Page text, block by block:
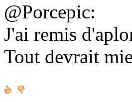
@Porcepic:
J'ai remis
Tout devrait